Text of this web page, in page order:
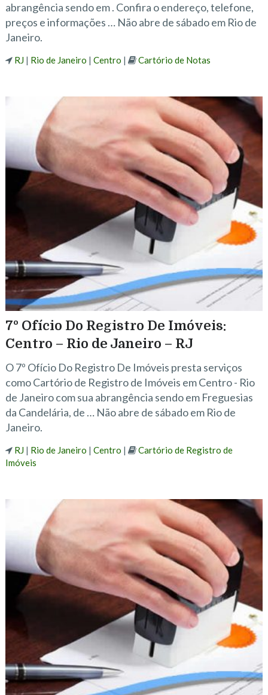
abrangência sendo em . Confira o endereço, telefone,
preços e informações … Não abre de sábado em Rio de
Janeiro.
RJ| Rio de Janeiro | Centro | Cartório de Notas
7º Ofício Do Registro De Imóveis:
Centro – Rio de Janeiro – RJ
O 7º Ofício Do Registro De Imóveis presta serviços
como Cartório de Registro de Imóveis em Centro - Rio
de Janeiro com sua abrangência sendo em Freguesias
da Candelária, de … Não abre de sábado em Rio de
Janeiro.
RJ| Rio de Janeiro | Centro |
Cartório de Registro de
Imóveis